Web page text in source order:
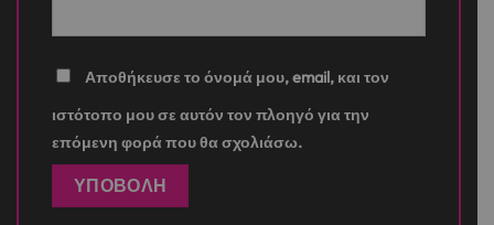
Αποθήκευσε το όνομά μου, email, και τον
ιστότοπο μου σε αυτόν τον πλοηγό για την
επόμενη φορά που θα σχολιάσω.